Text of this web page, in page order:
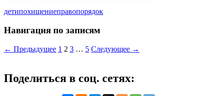
детипохищениеправопорядок
Навигация по записям
← Предыдущее 1 2 3 … 5 Следующее →
Поделиться в соц. сетях: